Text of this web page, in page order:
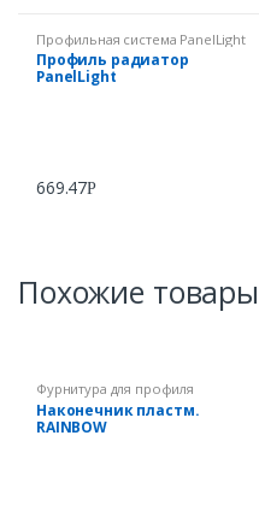
Профильная система PanelLight
Профиль радиатор
PanelLight
669.47Р
Похожие товары
Фурнитура для профиля
RAINBOW
Наконечник пластм.
RAINBOW